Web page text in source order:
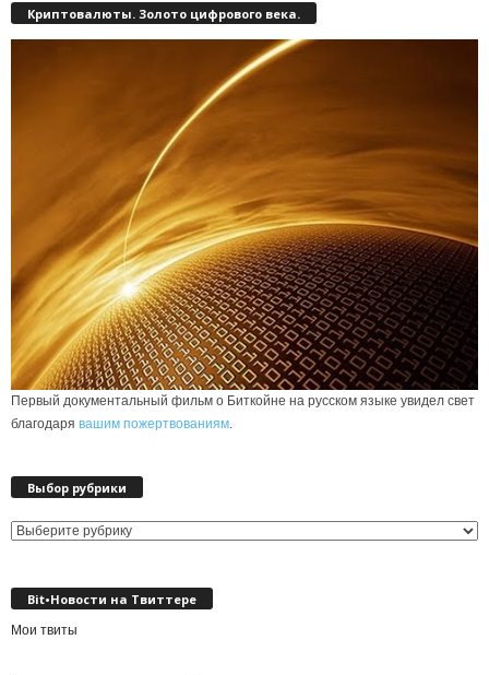
Криптовалюты. Золото цифрового века.
Первый документальный фильм о Биткойне на русском языке увидел свет
благодаря вашим пожертвованиям.
Выбор рубрики
Выбор
Bit•Новости на Твиттере
Мои твиты